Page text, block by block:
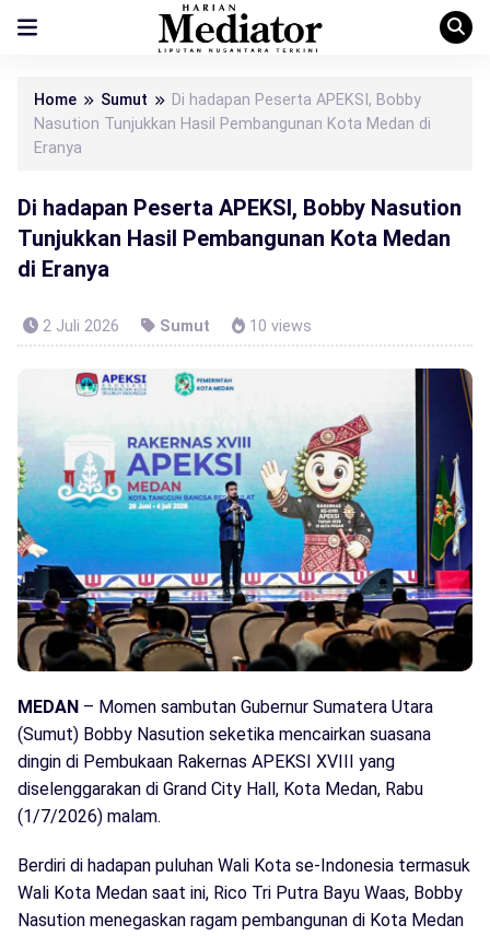
Home Sumut
Di hadapan Peserta APEKSI, Bobby
Nasution Tunjukkan Hasil Pembangunan Kota Medan di
Eranya
Di hadapan Peserta APEKSI, Bobby Nasution
Tunjukkan Hasil Pembangunan Kota Medan
di Eranya
2 Juli 2026 Sumut 10 views
MEDAN – Momen sambutan Gubernur Sumatera Utara
(Sumut) Bobby Nasution seketika mencairkan suasana
dingin di Pembukaan Rakernas APEKSI XVIII yang
diselenggarakan di Grand City Hall, Kota Medan, Rabu
(1/7/2026) malam.
Berdiri di hadapan puluhan Wali Kota se-Indonesia termasuk
Wali Kota Medan saat ini, Rico Tri Putra Bayu Waas, Bobby
Nasution menegaskan ragam pembangunan di Kota Medan